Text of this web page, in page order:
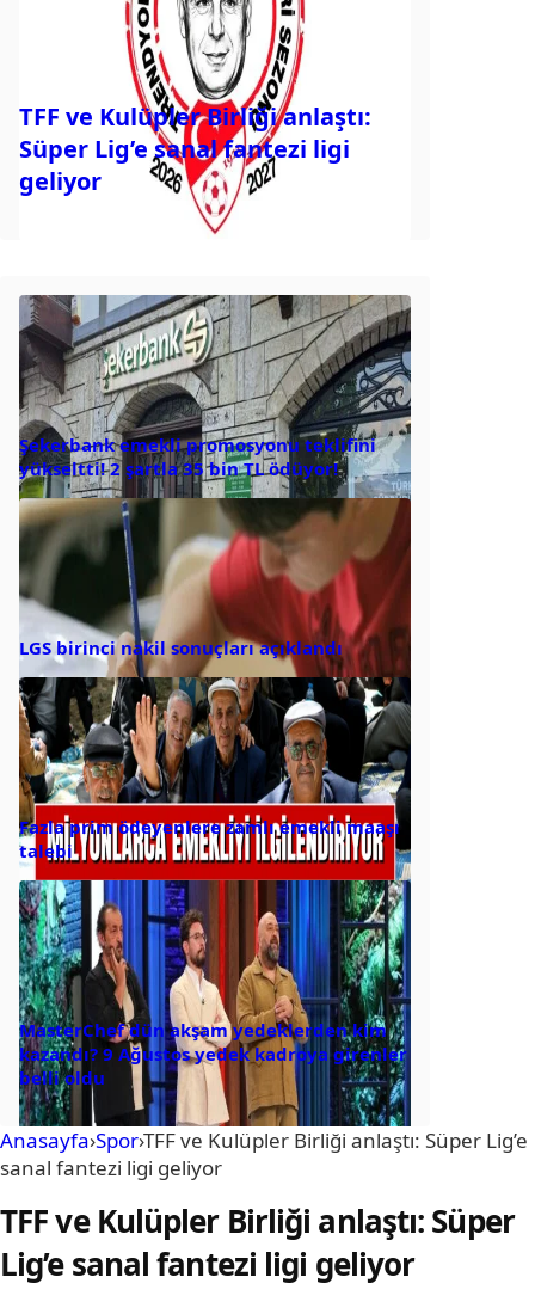
TFF ve Kulüpler Birliği anlaştı:
Süper Lig’e sanal fantezi ligi
geliyor
Şekerbank emekli promosyonu teklifini
yükseltti! 2 şartla 35 bin TL ödüyor!
LGS birinci nakil sonuçları açıklandı
Fazla prim ödeyenlere zamlı emekli maaşı
talebi
MasterChef dün akşam yedeklerden kim
kazandı? 9 Ağustos yedek kadroya girenler
belli oldu
Anasayfa›Spor›TFF ve Kulüpler Birliği anlaştı: Süper Lig’e
sanal fantezi ligi geliyor
TFF ve Kulüpler Birliği anlaştı: Süper
Lig’e sanal fantezi ligi geliyor